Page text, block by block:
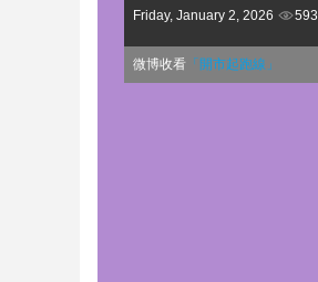
Friday, January 2, 2026 593
微博收看 「開市起跑線」